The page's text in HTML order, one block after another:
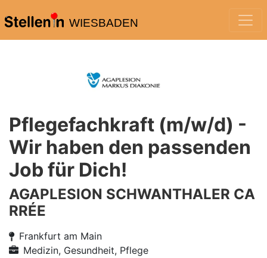
WIESBADEN
Pflegefachkraft (m/w/d) -
Wir haben den passenden
Job für Dich!
AGAPLESION SCHWANTHALER CA
RRÉE
Frankfurt am Main
Medizin, Gesundheit, Pflege